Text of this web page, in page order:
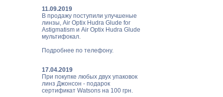
11.09.2019
В продажу поступили улучшеные
линзы, Air Optix Hudra Glude for
Astigmatism и Air Optix Hudra Glude
мультифокал.
Подробнее по телефону.
17.04.2019
При покупке любых двух упаковок
линз Джонсон - подарок
сертификат Watsons на 100 грн.